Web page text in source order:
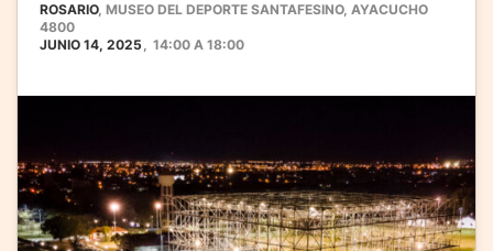
ROSARIO, MUSEO DEL DEPORTE SANTAFESINO, AYACUCHO
4800
JUNIO 14, 2025, 14:00 A 18:00